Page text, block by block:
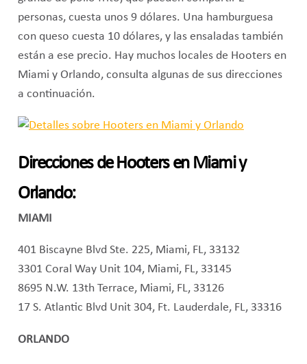
personas, cuesta unos 9 dólares. Una hamburguesa
con queso cuesta 10 dólares, y las ensaladas también
están a ese precio. Hay muchos locales de Hooters en
Miami y Orlando, consulta algunas de sus direcciones
a continuación.
Direcciones de Hooters en Miami y
Orlando:
MIAMI
401 Biscayne Blvd Ste. 225, Miami, FL, 33132
3301 Coral Way Unit 104, Miami, FL, 33145
8695 N.W. 13th Terrace, Miami, FL, 33126
17 S. Atlantic Blvd Unit 304, Ft. Lauderdale, FL, 33316
ORLANDO